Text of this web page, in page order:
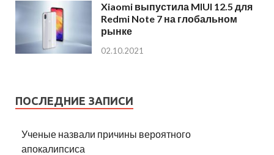
Xiaomi выпустила MIUI 12.5 для
Redmi Note 7 на глобальном
рынке
02.10.2021
ПОСЛЕДНИЕ ЗАПИСИ
Ученые назвали причины вероятного
апокалипсиса